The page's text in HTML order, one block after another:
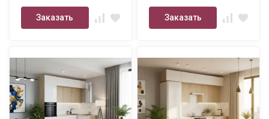
Заказать Заказать